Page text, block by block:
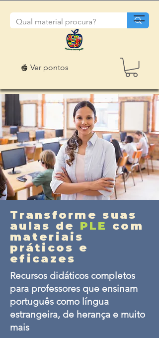
Ver pontos
Transforme suas
aulas de PLE com
materiais
práticos e
eficazes
Recursos didáticos completos
para professores que ensinam
português como língua
estrangeira, de herança e muito
mais